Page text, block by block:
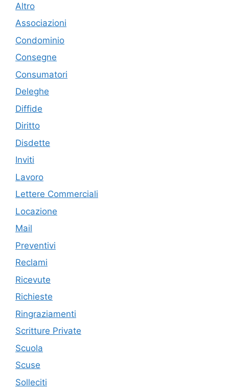
Altro
Associazioni
Condominio
Consegne
Consumatori
Deleghe
Diffide
Diritto
Disdette
Inviti
Lavoro
Lettere Commerciali
Locazione
Mail
Preventivi
Reclami
Ricevute
Richieste
Ringraziamenti
Scritture Private
Scuola
Scuse
Solleciti